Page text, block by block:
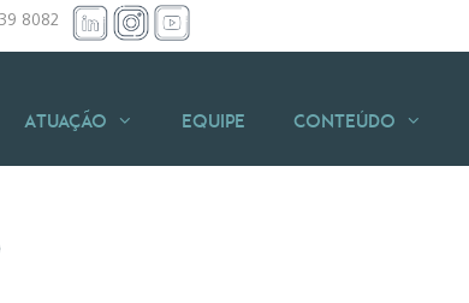
8082
Atuação Equipe Conteúdo